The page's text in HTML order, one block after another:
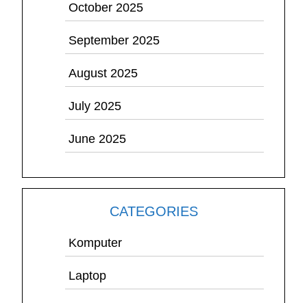
October 2025
September 2025
August 2025
July 2025
June 2025
CATEGORIES
Komputer
Laptop